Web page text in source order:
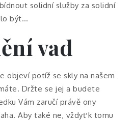
solidní služby za solidní
být…
vad
objeví potíž se skly na našem
Držte se jej a budete
Vám zaručí právě ony
. Aby také ne, vždyť k tomu